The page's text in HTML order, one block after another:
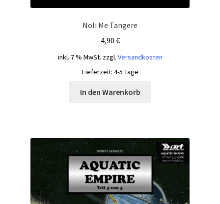
Noli Me Tangere
4,90 €
inkl. 7 % MwSt. zzgl. Versandkosten
Lieferzeit: 4-5 Tage
In den Warenkorb